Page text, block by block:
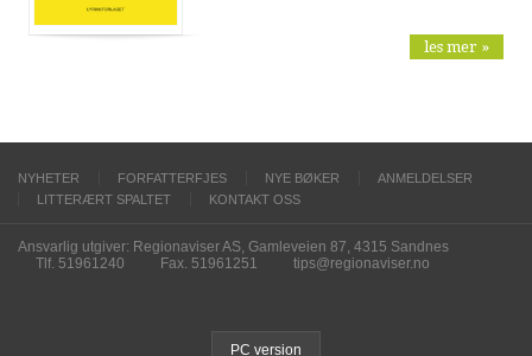
les mer »
NYHETER FORFATTERFJES NYE BØKER
ANMELDELSER
LITTERÆRT SPALTET
KONTAKT OSS
Ansvarlig utgiver: Regionaviser AS, Gamleveien 87, 4315 Sandnes
Tlf. 51961240
Fax. 51961251 tips@regionaviser.no
PC version